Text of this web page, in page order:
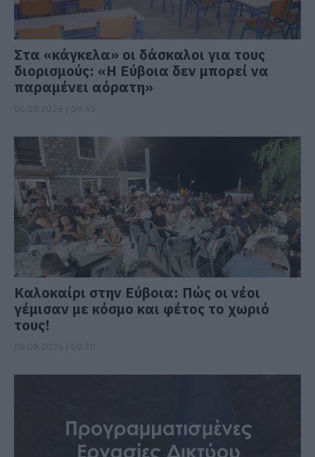
Στα «κάγκελα» οι δάσκαλοι για τους
διορισμούς: «Η Εύβοια δεν μπορεί να
παραμένει αόρατη»
Καλοκαίρι στην Εύβοια: Πώς οι νέοι
γέμισαν με κόσμο και φέτος το χωριό
τους!